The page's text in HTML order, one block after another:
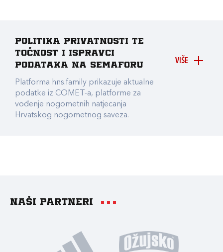
VIŠE
Politika privatnosti te
točnost i ispravci
podataka na Semaforu
Platforma hns.family prikazuje aktualne
podatke iz COMET-a, platforme za
vođenje nogometnih natjecanja
Hrvatskog nogometnog saveza.
Naši partneri